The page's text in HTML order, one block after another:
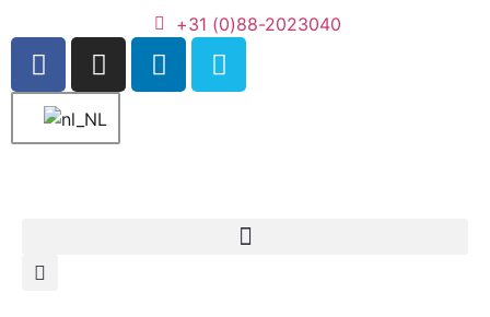
+31 (0)88-2023040